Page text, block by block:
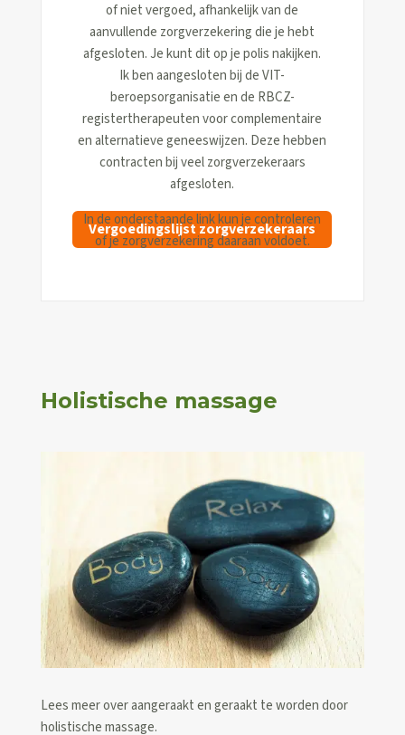
of niet vergoed, afhankelijk van de
aanvullende zorgverzekering die je hebt
afgesloten. Je kunt dit op je polis nakijken.
Ik ben aangesloten bij de VIT-
beroepsorganisatie en de RBCZ-
registertherapeuten voor complementaire
en alternatieve geneeswijzen. Deze hebben
contracten bij veel zorgverzekeraars
afgesloten.
In de onderstaande link kun je controleren
of je zorgverzekering daaraan voldoet.
Vergoedingslijst zorgverzekeraars
Holistische massage
Lees meer over aangeraakt en geraakt te worden door
holistische massage.